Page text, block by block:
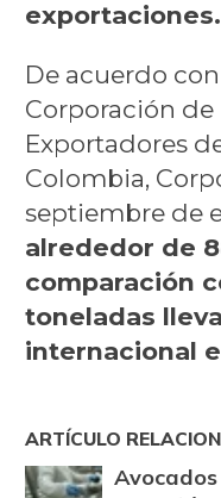
exportaciones.
De acuerdo
Corporación
Exportadores
Colombia,
septiembre de
alrededor de
comparación
toneladas
internacional
ARTÍCULO